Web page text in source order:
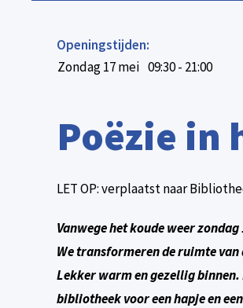
Openingstijden:
Zondag 17 mei 09:30 - 21:00
Poëzie in
LET OP: verplaatst naar
Vanwege het koude weer
We transformeren de ruimte
Lekker warm en gezellig
bibliotheek voor een hapje en